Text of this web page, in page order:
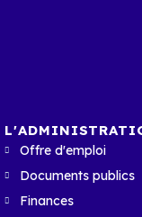
Offre d'emploi
Documents publics
Finances